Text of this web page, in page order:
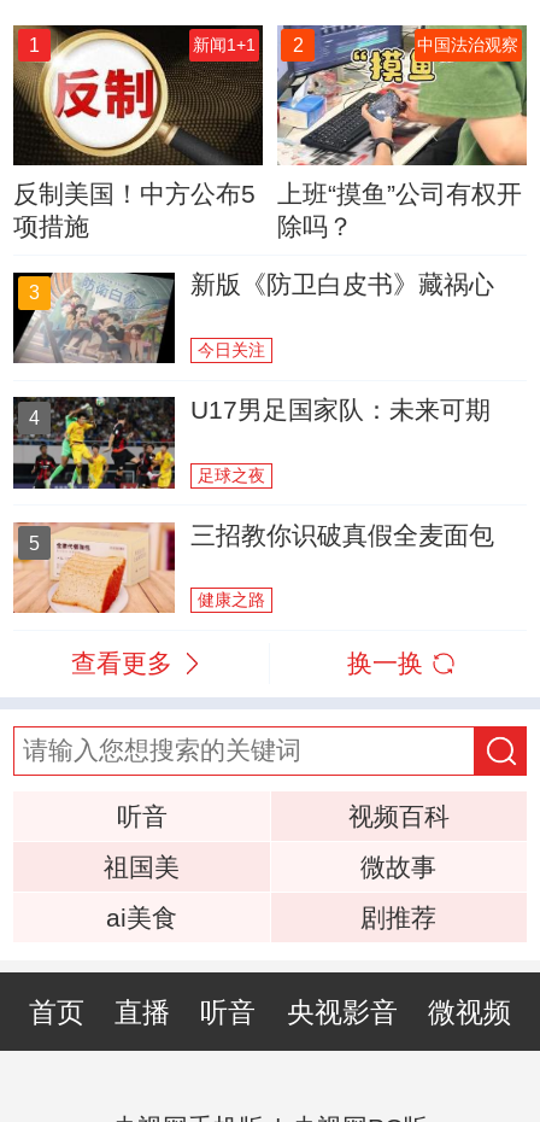
1 新闻1+1
反制美国！中方公布5
项措施
2 中国法治观察
上班“摸鱼”公司有权开
除吗？
3 新版《防卫白皮书》藏祸心
今日关注
4 U17男足国家队：未来可期
足球之夜
5 三招教你识破真假全麦面包
健康之路
查看更多 换一换
听音
视频百科
祖国美
微故事
ai美食
剧推荐
首页 直播 听音 央视影音 微视频